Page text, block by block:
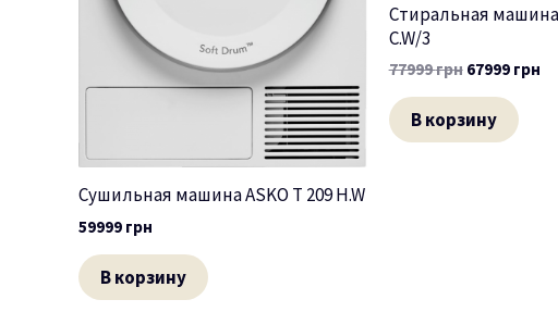
Сушильная машина ASKO T 209 H.W
59999 грн
В корзину
Стиральная машина
C.W/3
77999грн 67999 грн
В корзину